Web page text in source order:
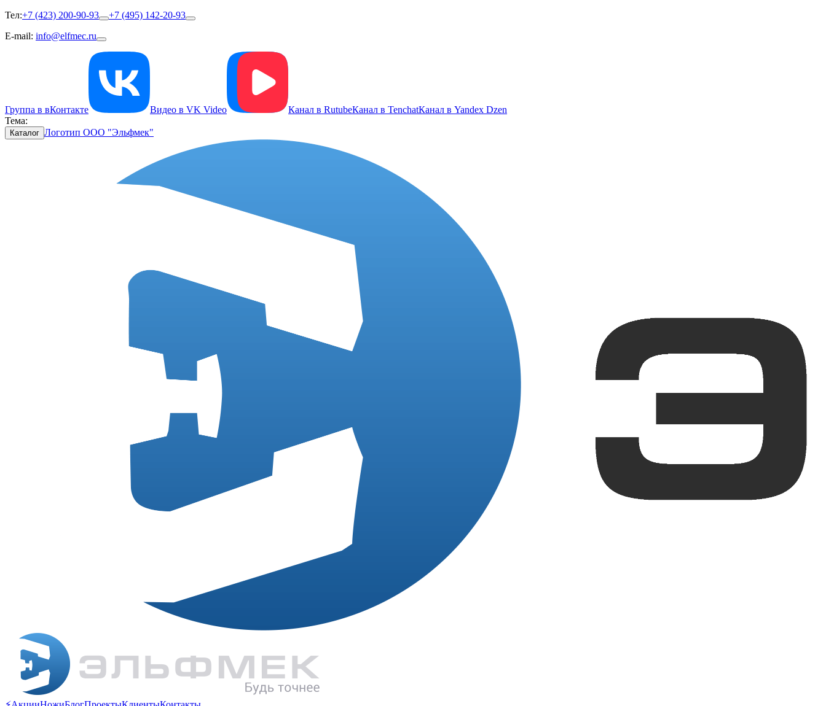
Тел:+7 (423) 200-90-93
+7 (495) 142-20-93
E-mail: info@elfmec.ru
Группа в вКонтакте Видео в VK Video Канал в RutubeКанал в TenchatКанал в Yandex Dzen
Тема:
Каталог Логотип ООО "Эльфмек"